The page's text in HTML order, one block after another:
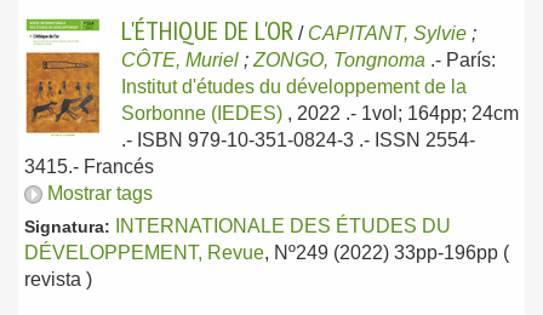
L'ÉTHIQUE DE L'OR / CAPITANT, Sylvie ;
CÔTE, Muriel ; ZONGO, Tongnoma .- París:
Institut d'études du développement de la
Sorbonne (IEDES) , 2022 .- 1vol; 164pp; 24cm
.- ISBN 979-10-351-0824-3 .- ISSN 2554-
3415.- Francés
Mostrar tags
Signatura:
INTERNATIONALE DES ÉTUDES DU
DÉVELOPPEMENT, Revue, Nº249 (2022) 33pp-196pp (
revista )